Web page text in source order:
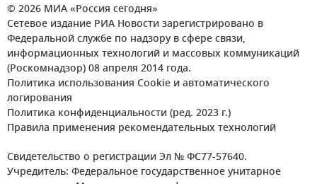
© 2026 МИА «Россия сегодня»
Сетевое издание РИА Новости зарегистрировано в
Федеральной службе по надзору в сфере связи,
информационных технологий и массовых коммуникаций
(Роскомнадзор) 08 апреля 2014 года.
Политика использования Cookie и автоматического
логирования
Политика конфиденциальности (ред. 2023 г.)
Правила применения рекомендательных технологий
Свидетельство о регистрации Эл № ФС77-57640.
Учредитель: Федеральное государственное унитарное